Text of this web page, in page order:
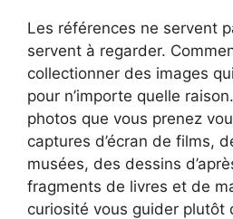
Les références ne servent
servent à regarder.
collectionner des images
pour n’importe quelle
photos que vous prenez
captures d’écran de films,
musées, des dessins
fragments de livres et de
curiosité vous guider plutôt